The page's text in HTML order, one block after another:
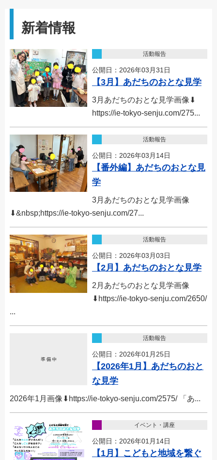
新着情報
活動報告
公開日：2026年03月31日
【3月】あだちのおとな見学
3月あだちのおとな見学画像⬇︎
https://ie-tokyo-senju.com/275...
活動報告
公開日：2026年03月14日
【番外編】あだちのおとな見
学
3月あだちのおとな見学画像
⬇︎&nbsp;https://ie-tokyo-senju.com/27...
活動報告
公開日：2026年03月03日
【2月】あだちのおとな見学
2月あだちのおとな見学画像
⬇︎https://ie-tokyo-senju.com/2650/
...
活動報告
公開日：2026年01月25日
【2026年1月】あだちのおと
な見学
2026年1月画像⬇︎https://ie-tokyo-senju.com/2575/ 「あ...
イベント・講座
公開日：2026年01月14日
【1月】こどもと地域を繋ぐ